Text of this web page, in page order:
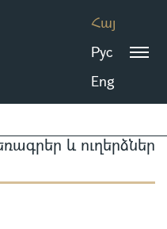
Հայ
Рус
Eng
և ուղերձներ